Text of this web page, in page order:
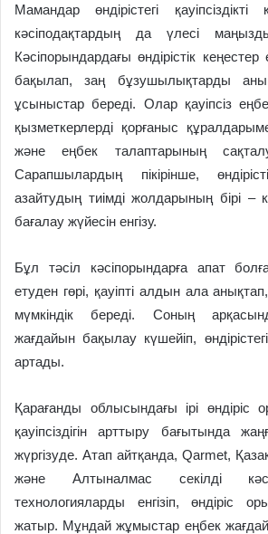
Мамандар өндірістегі
кәсіподақтардың да үлесі
Кәсіпорындардағы өндірістік
бақылап, заң бұзушылықтарды
ұсыныстар береді. Олар қауіпсіз
қызметкерлерді қорғаныс
және еңбек талаптарының
Сарапшылардың пікірінше,
азайтудың тиімді жолдарының бірі –
бағалау жүйесін енгізу.
Бұл тәсіл кәсіпорындарға апат
етуден гөрі, қауіпті алдын ала
мүмкіндік береді. Соның
жағдайын бақылау күшейіп, өндірістегі
артады.
Қарағанды облысындағы ірі өндіріс
қауіпсіздігін арттыру бағытында
жүргізуде. Атап айтқанда, Qarmet,
және Алтыналмас секілді
технологияларды енгізіп, өндіріс
жатыр. Мұндай жұмыстар еңбек